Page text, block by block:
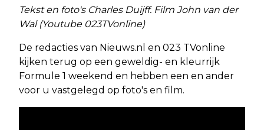
Tekst en foto's Charles Duijff. Film John van der
Wal (Youtube 023TVonline)
De redacties van Nieuws.nl en 023 TVonline
kijken terug op een geweldig- en kleurrijk
Formule 1 weekend en hebben een en ander
voor u vastgelegd op foto's en film.